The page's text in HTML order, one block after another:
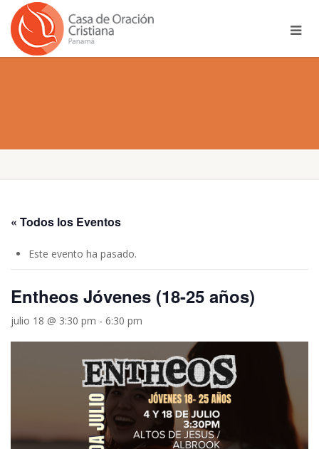
« Todos los Eventos
Este evento ha pasado.
Entheos Jóvenes (18-25 años)
julio 18 @ 3:30 pm - 6:30 pm